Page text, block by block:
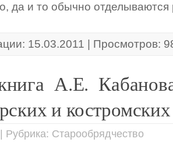
да и то обычно
15.03.2011 | Просмотров:
А.Е.
и
Старообрядчество